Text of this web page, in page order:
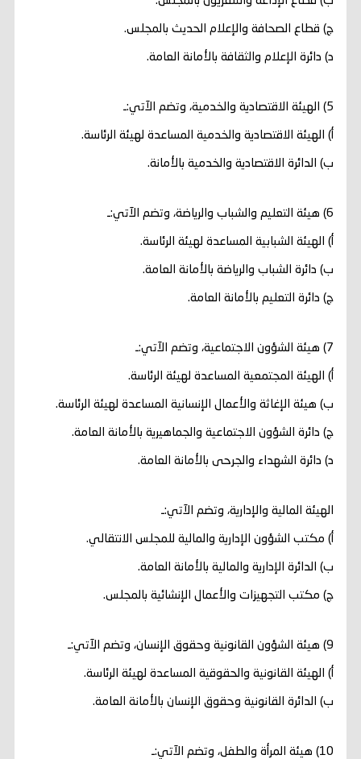
‌ج) قطاع الصحافة والإعلام الحديث بالمجلس.
‌د) دائرة الإعلام والثقافة بالأمانة العامة.
5) الهيئة الاقتصادية والخدمية، وتضم الآتي:ـ
أ‌) الهيئة الاقتصادية والخدمية المساعدة لهيئة الرئاسة.
ب‌) الدائرة الاقتصادية والخدمية بالأمانة.
6) هيئة التعليم والشباب والرياضة، وتضم الآتي:ـ
‌أ) الهيئة الشبابية المساعدة لهيئة الرئاسة.
‌ب) دائرة الشباب والرياضة بالأمانة العامة.
‌ج) دائرة التعليم بالأمانة العامة.
7) هيئة الشؤون الاجتماعية، وتضم الآتي:ـ
‌أ) الهيئة المجتمعية المساعدة لهيئة الرئاسة.
‌ب) هيئة الإغاثة والأعمال الإنسانية المساعدة لهيئة الرئاسة.
‌ج) دائرة الشؤون الاجتماعية والجماهيرية بالأمانة العامة.
‌د) دائرة الشهداء والجرحى بالأمانة العامة.
الهيئة المالية والإدارية، وتضم الآتي:ـ
‌أ) مكتب الشؤون الإدارية والمالية للمجلس الانتقالي.
‌ب) الدائرة الإدارية والمالية بالأمانة العامة.
‌ج) مكتب التجهيزات والأعمال الإنشائية بالمجلس.
9) هيئة الشؤون القانونية وحقوق الإنسان، وتضم الآتي:ـ
أ‌) الهيئة القانونية والحقوقية المساعدة لهيئة الرئاسة.
ب‌) الدائرة القانونية وحقوق الإنسان بالأمانة العامة.
10) هيئة المرأة والطفل، وتضم الآتي:ـ